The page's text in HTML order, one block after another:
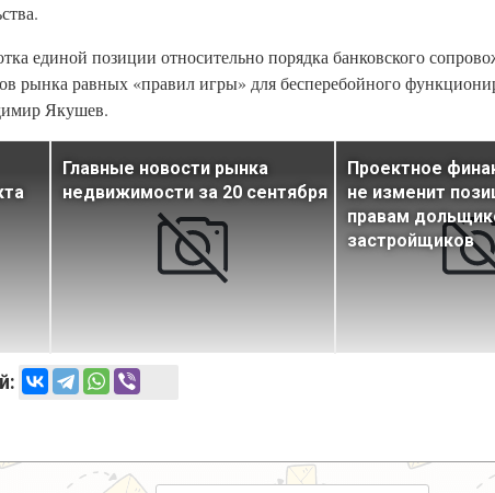
единой позиции относительно порядка банковского
рынка равных «правил игры» для бесперебойного
Якушев.
Главные новости рынка
недвижимости за 20 сентября
Проектное
не изменит
правам
застройщиков